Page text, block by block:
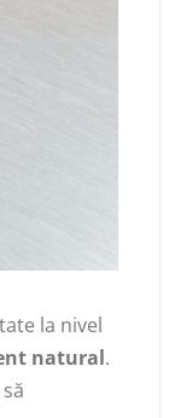
la nivel
natural.